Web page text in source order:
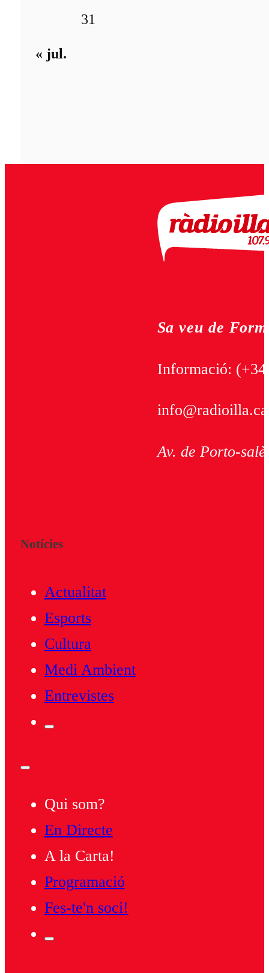
31
« jul.
Sa veu de
Informació:
Av. de Porto-
Notícies
Actualitat
Esports
Cultura
Medi Ambient
Entrevistes
Qui som?
En Directe
A la Carta!
Programació
Fes-te'n soci!